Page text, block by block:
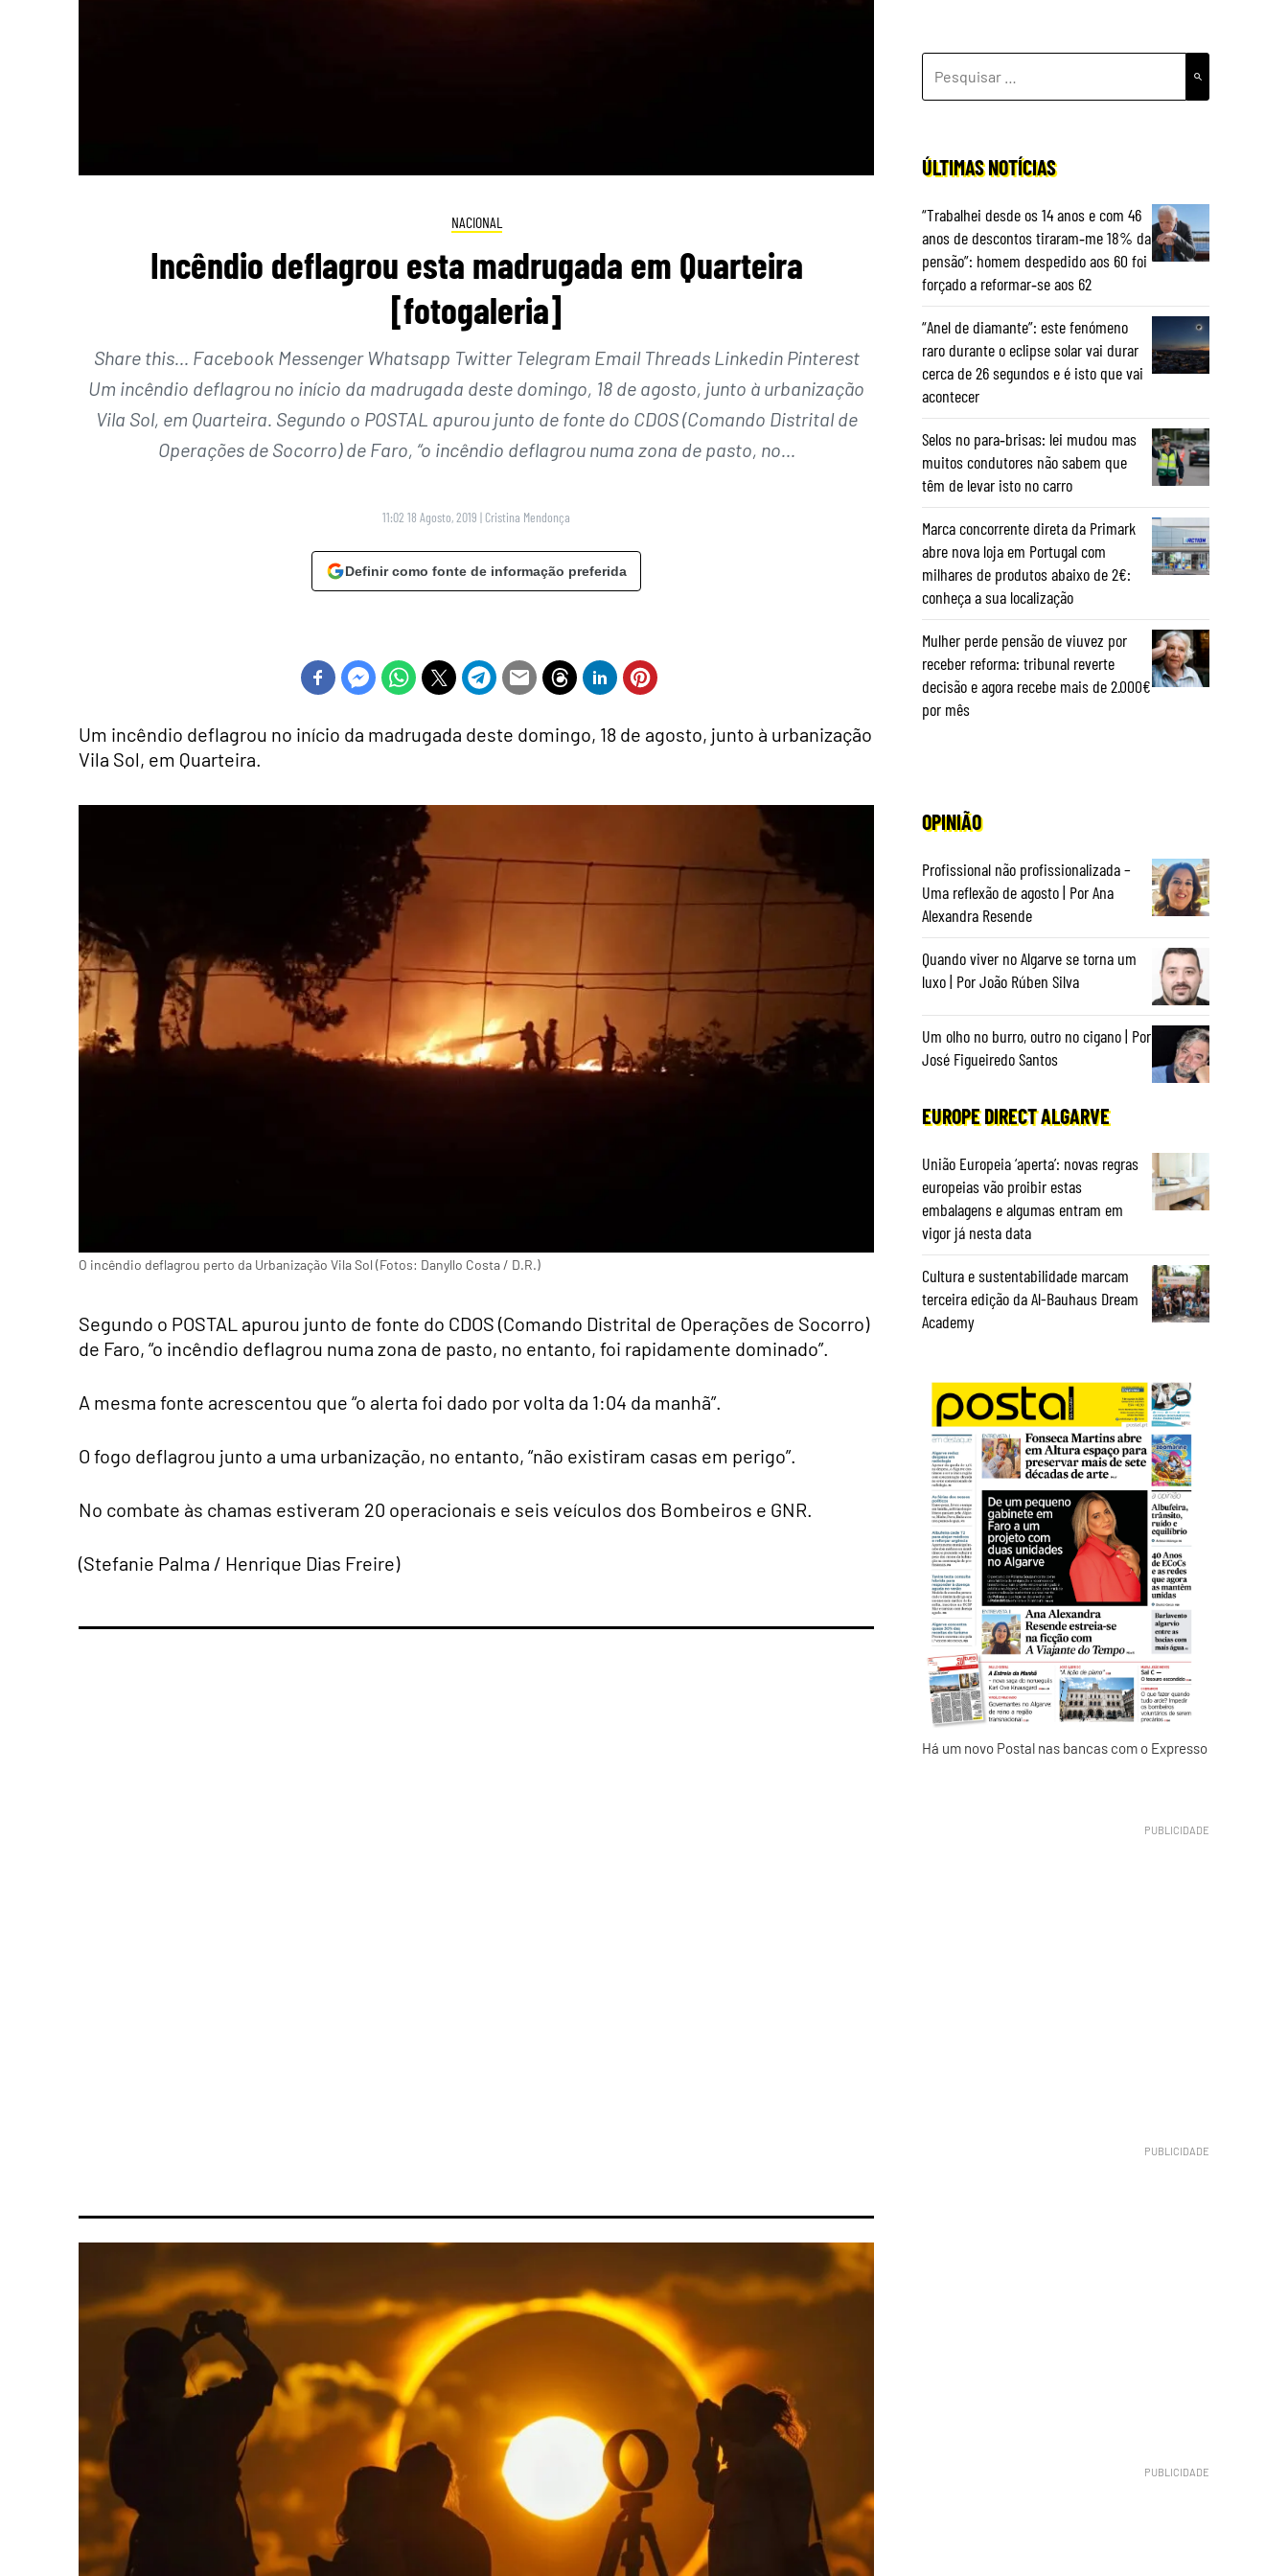
NACIONAL
Incêndio deflagrou esta madrugada em Quarteira
[fotogaleria]
Share this… Facebook Messenger Whatsapp Twitter Telegram Email Threads Linkedin Pinterest
Um incêndio deflagrou no início da madrugada deste domingo, 18 de agosto, junto à urbanização
Vila Sol, em Quarteira. Segundo o POSTAL apurou junto de fonte do CDOS (Comando Distrital de
Operações de Socorro) de Faro, “o incêndio deflagrou numa zona de pasto, no…
11:02 18 Agosto, 2019 | Cristina Mendonça
Definir como fonte de informação preferida
Um incêndio deflagrou no início da madrugada deste domingo, 18 de agosto, junto à urbanização
Vila Sol, em Quarteira.
O incêndio deflagrou perto da Urbanização Vila Sol (Fotos: Danyllo Costa / D.R.)
Segundo o POSTAL apurou junto de fonte do CDOS (Comando Distrital de Operações de Socorro)
de Faro, “o incêndio deflagrou numa zona de pasto, no entanto, foi rapidamente dominado”.
A mesma fonte acrescentou que “o alerta foi dado por volta da 1:04 da manhã”.
O fogo deflagrou junto a uma urbanização, no entanto, “não existiram casas em perigo”.
No combate às chamas estiveram 20 operacionais e seis veículos dos Bombeiros e GNR.
(Stefanie Palma / Henrique Dias Freire)
POR:
ÚLTIMAS NOTÍCIAS
“Trabalhei desde os 14 anos e com 46
anos de descontos tiraram‑me 18% da
pensão”: homem despedido aos 60 foi
forçado a reformar‑se aos 62
“Anel de diamante”: este fenómeno
raro durante o eclipse solar vai durar
cerca de 26 segundos e é isto que vai
acontecer
Selos no para‑brisas: lei mudou mas
muitos condutores não sabem que
têm de levar isto no carro
Marca concorrente direta da Primark
abre nova loja em Portugal com
milhares de produtos abaixo de 2€:
conheça a sua localização
Mulher perde pensão de viuvez por
receber reforma: tribunal reverte
decisão e agora recebe mais de 2.000€
por mês
OPINIÃO
Profissional não profissionalizada –
Uma reflexão de agosto | Por Ana
Alexandra Resende
Quando viver no Algarve se torna um
luxo | Por João Rúben Silva
Um olho no burro, outro no cigano | Por
José Figueiredo Santos
EUROPE DIRECT ALGARVE
União Europeia ‘aperta’: novas regras
europeias vão proibir estas
embalagens e algumas entram em
vigor já nesta data
Cultura e sustentabilidade marcam
terceira edição da Al-Bauhaus Dream
Academy
Há um novo Postal nas bancas com o Expresso